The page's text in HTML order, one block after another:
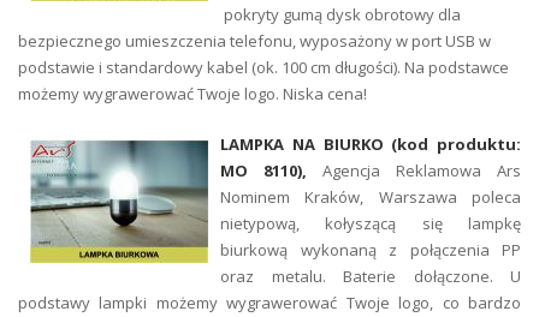
pokryty gumą dysk obrotowy dla
bezpiecznego umieszczenia telefonu, wyposażony w port USB w
podstawie i standardowy kabel (ok. 100 cm długości). Na podstawce
możemy wygrawerować Twoje logo. Niska cena!
LAMPKA NA BIURKO (kod produktu:
MO 8110), Agencja Reklamowa Ars
Nominem Kraków, Warszawa poleca
nietypową, kołyszącą się lampkę
biurkową wykonaną z połączenia PP
oraz metalu. Baterie dołączone. U
podstawy lampki możemy wygrawerować Twoje logo, co bardzo